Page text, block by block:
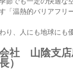
「温熱的バリアフリ
、人にも地球にも
社 山陰支
）